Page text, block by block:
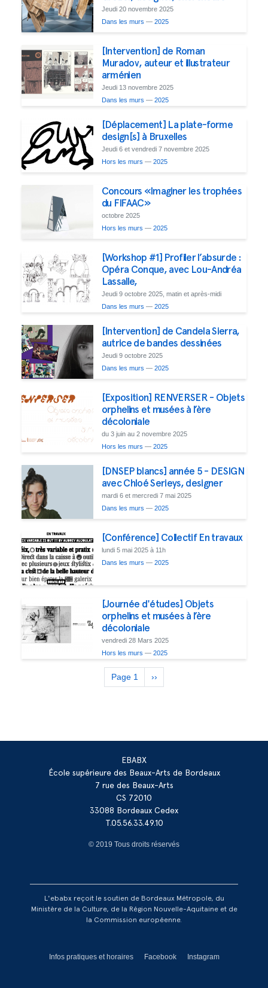
Jeudi 20 novembre 2025
Dans les murs — 2025
[Intervention] de Roman
Muradov, auteur et illustrateur
arménien
Jeudi 13 novembre 2025
Dans les murs — 2025
[Déplacement] La plate-forme
design[s] à Bruxelles
Jeudi 6 et vendredi 7 novembre 2025
Hors les murs — 2025
Concours «Imaginer les trophées
du FIFAAC»
octobre 2025
Hors les murs — 2025
[Workshop #1] Profiler l’absurde :
Opéra Conque, avec Lou-Andréa
Lassalle,
Jeudi 9 octobre 2025, matin et après-midi
Dans les murs — 2025
[Intervention] de Candela Sierra,
autrice de bandes dessinées
Jeudi 9 octobre 2025
Dans les murs — 2025
[Exposition] RENVERSER - Objets
orphelins et musées à l’ère
décoloniale
du 3 juin au 2 novembre 2025
Hors les murs — 2025
[DNSEP blancs] année 5 - DESIGN
avec Chloé Serieys, designer
mardi 6 et mercredi 7 mai 2025
Dans les murs — 2025
[Conférence] Collectif En travaux
lundi 5 mai 2025 à 11h
Dans les murs — 2025
[Journée d'études] Objets
orphelins et musées à l’ère
décoloniale
vendredi 28 Mars 2025
Hors les murs — 2025
Pagination
Page 1
Next
page
››
EBABX
École supérieure des Beaux-Arts de Bordeaux
7 rue des Beaux-Arts
CS 72010
33088 Bordeaux Cedex
T.05.56.33.49.10
© 2019 Tous droits réservés
L'ebabx reçoit le soutien de Bordeaux Métropole, du
Ministère de la Culture, de la Région Nouvelle-Aquitaine et de
la Commission européenne.
Réseaux footer
Infos pratiques et horaires Facebook Instagram